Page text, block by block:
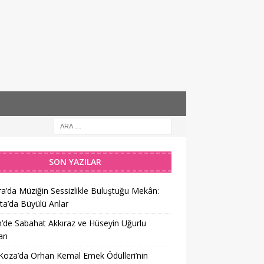
SON YAZILAR
Müziğin Sessizlikle Buluştuğu Mekân:
Büyülü Anlar
Sabahat Akkıraz ve Hüseyin Uğurlu
Orhan Kemal Emek Ödülleri’nin